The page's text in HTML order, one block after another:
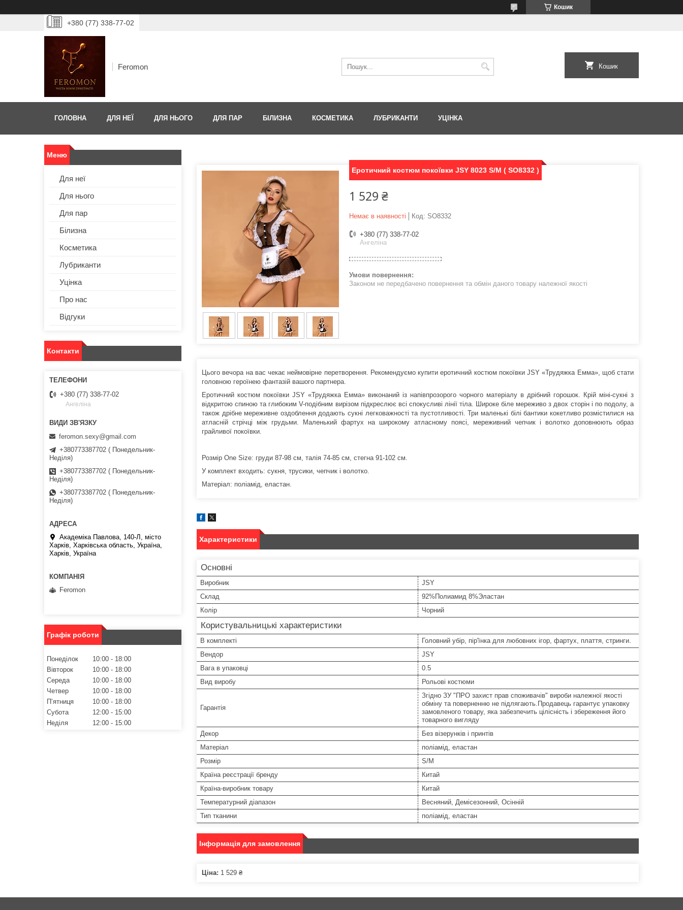
Кошик
+380 (77) 338-77-02
Feromon Кошик
ГОЛОВНА ДЛЯ НЕЇ ДЛЯ НЬОГО ДЛЯ ПАР БІЛИЗНА КОСМЕТИКА ЛУБРИКАНТИ УЦІНКА
Еротичний костюм покоївки JSY 8023 S/M ( SO8332 )
1 529 ₴
Немає в наявності Код: SO8332
+380 (77) 338-77-02
Ангеліна
Законом не передбачено повернення та обмін даного товару належної якості
Цього вечора на вас чекає неймовірне перетворення. Рекомендуємо купити еротичний костюм покоївки JSY «Трудяжка Емма», щоб стати
головною героїнею фантазій вашого партнера.
Еротичний костюм покоївки JSY «Трудяжка Емма» виконаний із напівпрозорого чорного матеріалу в дрібний горошок. Крій міні-сукні з
відкритою спиною та глибоким V-подібним вирізом підкреслює всі спокусливі лінії тіла. Широке біле мереживо з двох сторін і по подолу, а
також дрібне мереживне оздоблення додають сукні легковажності та пустотливості. Три маленькі білі бантики кокетливо розмістилися на
атласній стрічці між грудьми. Маленький фартух на широкому атласному поясі, мереживний чепчик і волотко доповнюють образ
грайливої ​​покоївки.
Розмір One Size: груди 87-98 см, талія 74-85 см, стегна 91-102 см.
У комплект входить: сукня, трусики, чепчик і волотко.
Матеріал: поліамід, еластан.
Характеристики
Основні
Виробник
JSY
Склад
92%Полиамид 8%Эластан
Колір
Чорний
Користувальницькі характеристики
В комплекті
Головний убір, пір'їнка для любовних ігор, фартух, плаття, стринги.
Вендор
JSY
Вага в упаковці
0.5
Вид виробу
Рольові костюми
Гарантія
Згідно ЗУ "ПРО захист прав споживачів" вироби належної якості
обміну та поверненню не підлягають.Продавець гарантує упаковку
замовленого товару, яка забезпечить цілісність і збереження його
товарного вигляду
Декор
Без візерунків і принтів
Матеріал
поліамід, еластан
Розмір
S/M
Країна реєстрації бренду
Китай
Країна-виробник товару
Китай
Температурний діапазон
Весняний, Демісезонний, Осінній
Тип тканини
поліамід, еластан
Інформація для замовлення
Ціна: 1 529 ₴
Для неї
Для нього
Для пар
Білизна
Косметика
Лубриканти
Уцінка
Про нас
Відгуки
Контакти
+380 (77) 338-77-02
Ангеліна
feromon.sexy@gmail.com
+380773387702 ( Понедельник-
Неділя)
+380773387702 ( Понедельник-
Неділя)
+380773387702 ( Понедельник-
Неділя)
Академіка Павлова, 140-Л, місто
Харків, Харківська область, Україна,
Харків, Україна
Feromon
Графік роботи
Понеділок 10:00
18:00
Вівторок
10:00
18:00
Середа
10:00
18:00
Четвер
10:00
18:00
Пʼятниця
10:00
18:00
Субота
12:00
15:00
Неділя
12:00 15:00